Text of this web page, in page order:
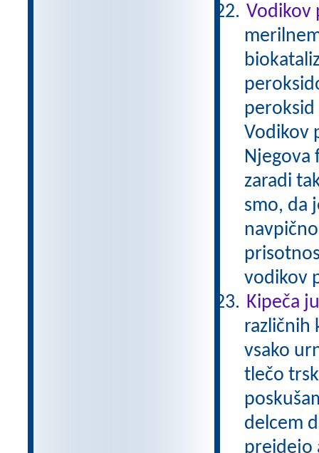
Vodikov
peroksid
Vodikov
Njegova
zaradi
smo, da
vodikov
Kipeča
različnih
vsako
tlečo
delcem
preidejo